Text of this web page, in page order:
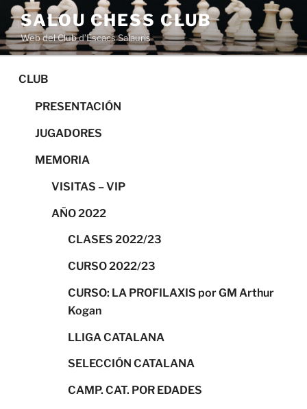
Saltar
contenido
SALOU CHESS CLUB
Web del Club d’Escacs Salauris
CLUB
PRESENTACIÓN
JUGADORES
MEMORIA
VISITAS – VIP
AÑO 2022
CLASES 2022/23
CURSO 2022/23
CURSO: LA PROFILAXIS por GM Arthur
Kogan
LLIGA CATALANA
SELECCIÓN CATALANA
CAMP. CAT. POR EDADES